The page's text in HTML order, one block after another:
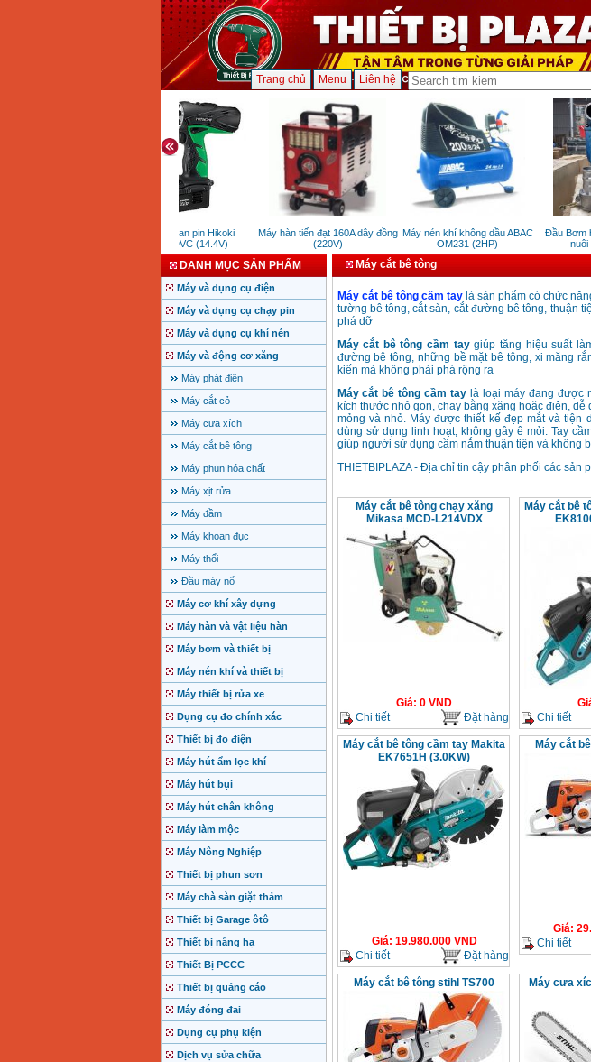
Trang chủ Menu Liên hệ
Máy khoan pin Hikoki
DS14DVC (14.4V)
Máy hàn tiến đạt 160A dây đồng
(220V)
Máy nén khí không dầu ABAC
OM231 (2HP)
Đầu Bơm
nuôi
DANH MỤC SẢN PHẨM
Máy và dụng cụ điện
Máy và dụng cụ chạy pin
Máy và dụng cụ khí nén
Máy và động cơ xăng
Máy phát điện
Máy cắt cỏ
Máy cưa xích
Máy cắt bê tông
Máy phun hóa chất
Máy xịt rửa
Máy đầm
Máy khoan đục
Máy thổi
Đầu máy nổ
Máy cơ khí xây dựng
Máy hàn và vật liệu hàn
Máy bơm và thiết bị
Máy nén khí và thiết bị
Máy thiết bị rửa xe
Dụng cụ đo chính xác
Thiết bị đo điện
Máy hút ẩm lọc khí
Máy hút bụi
Máy hút chân không
Máy làm mộc
Máy Nông Nghiệp
Thiết bị phun sơn
Máy chà sàn giặt thảm
Thiết bị Garage ôtô
Thiết bị nâng hạ
Thiết Bị PCCC
Thiết bị quảng cáo
Máy đóng đai
Dụng cụ phụ kiện
Dịch vụ sửa chữa
Máy cắt bê tông
Máy cắt bê tông cầm tay là sản phẩm có chức
tường bê tông, cắt sàn, cắt đường bê tông, thuận
phá dỡ
Máy cắt bê tông cầm taygiúp tăng hiệu suất
đường bê tông, những bề mặt bê tông, xi măng
kiến mà không phải phá rộng ra
Máycắt bê tông cầm tay là loại máy đang được
kích thước nhỏ gọn, chạy bằng xăng hoặc điện,
mỏng và nhỏ. Máyđược thiết kế đẹp mắt và tiện
dùng sử dụng linh hoạt, không gây ê mỏi. Tay
giúp người sử dụng cầm nắm thuận tiện và không
THIETBIPLAZA - Địa chỉ tin cậy phân phối các sản
Máy cắt bê tông chạy xăng
Mikasa MCD-L214VDX
Giá: 0 VND
Chi tiết
Đặt hàng
Máy cắt bê
Chi tiết
Máy cắt bê tông cầm tay Makita
EK7651H (3.0KW)
Giá: 19.980.000VND
Chi tiết
Đặt hàng
Máy cắt
Giá:
Chi tiết
Máy cắt bê tông stihl TS700
Máy cưa